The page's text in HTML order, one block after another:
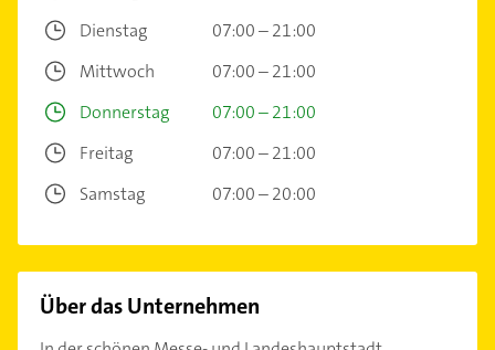
Dienstag
07:00 – 21:00
Mittwoch
07:00 – 21:00
Donnerstag
07:00 – 21:00
Freitag
07:00 – 21:00
Samstag
07:00 – 20:00
Über das Unternehmen